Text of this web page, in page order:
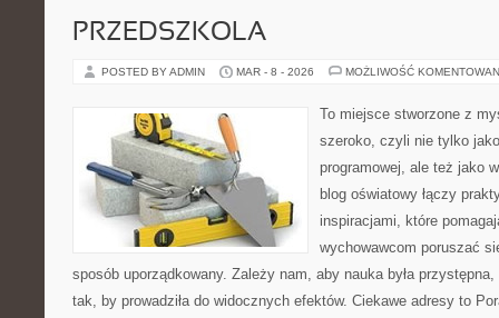
PRZEDSZKOLA
POSTED BY ADMIN MAR - 8 - 2026 MOŻLIWOŚĆ
To miejsce stworzone z
szeroko, czyli nie tylko
programowej, ale też jako
blog oświatowy łączy
inspiracjami, które
wychowawcom poruszać
sposób uporządkowany. Zależy nam, aby nauka była
tak, by prowadziła do widocznych efektów. Ciekawe adresy to